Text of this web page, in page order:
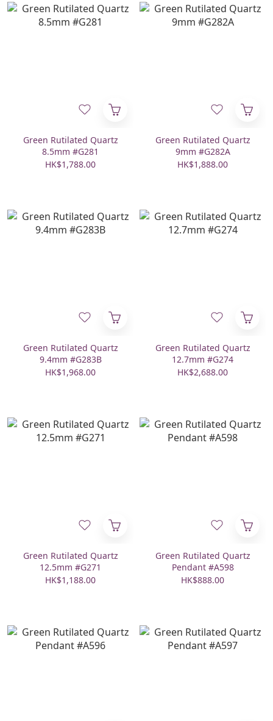
Green Rutilated Quartz
8.5mm #G281
HK$1,788.00
Green Rutilated Quartz
9mm #G282A
HK$1,888.00
Green Rutilated Quartz
9.4mm #G283B
HK$1,968.00
Green Rutilated Quartz
12.7mm #G274
HK$2,688.00
Green Rutilated Quartz
12.5mm #G271
HK$1,188.00
Green Rutilated Quartz
Pendant #A598
HK$888.00